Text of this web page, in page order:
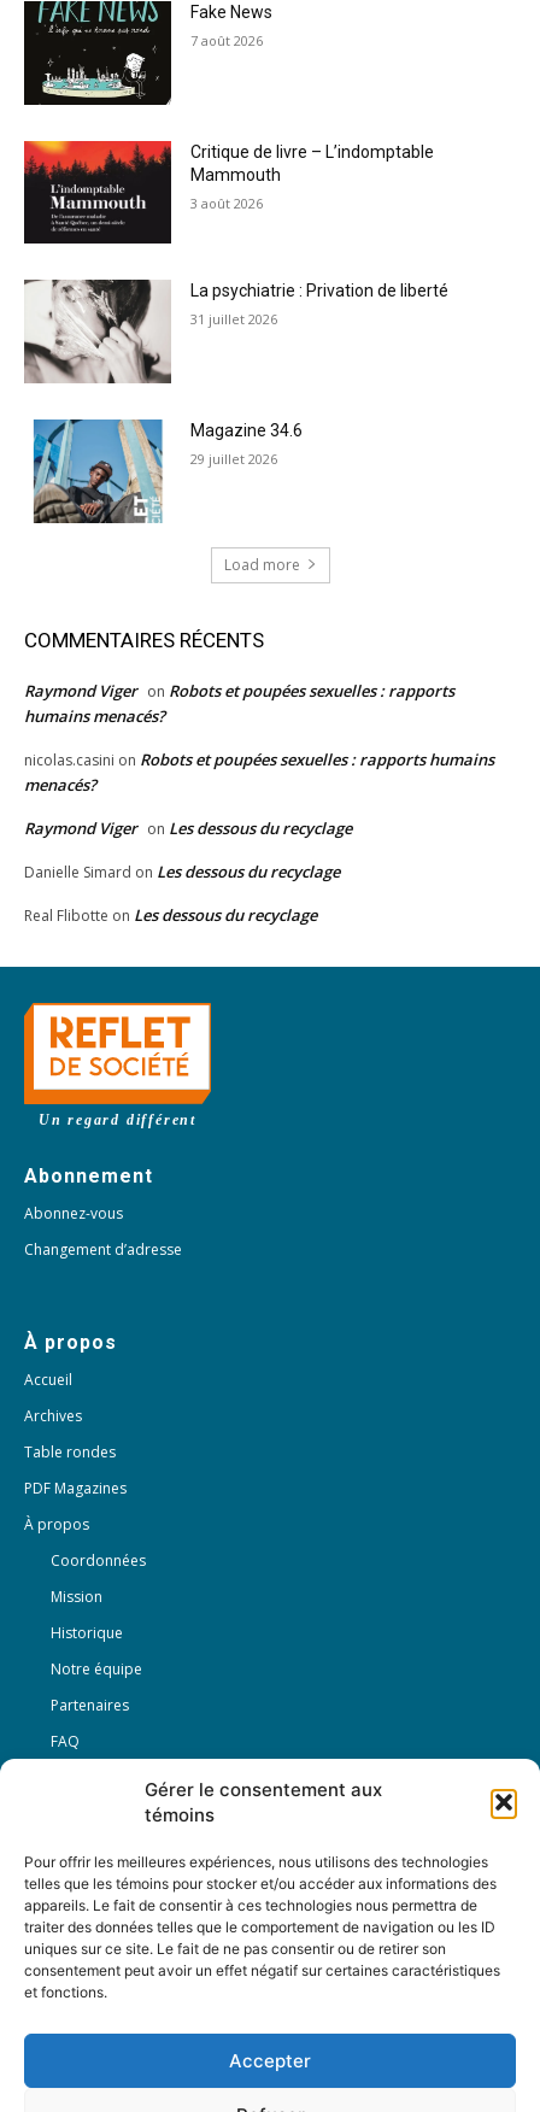
Gérer le consentement aux
témoins
Pour offrir les meilleures expériences, nous utilisons des technologies
telles que les témoins pour stocker et/ou accéder aux informations des
appareils. Le fait de consentir à ces technologies nous permettra de
traiter des données telles que le comportement de navigation ou les ID
uniques sur ce site. Le fait de ne pas consentir ou de retirer son
consentement peut avoir un effet négatif sur certaines caractéristiques
et fonctions.
Accepter
Fake News
7 août 2026
Critique de livre – L’indomptable
Mammouth
3 août 2026
La psychiatrie : Privation de liberté
31 juillet 2026
Magazine 34.6
29 juillet 2026
Load more
COMMENTAIRES RÉCENTS
Raymond Viger on Robots et poupées sexuelles : rapports
humains menacés?
nicolas.casini on Robots et poupées sexuelles : rapports humains
menacés?
Raymond Viger on Les dessous du recyclage
Danielle Simard on Les dessous du recyclage
Real Flibotte on Les dessous du recyclage
Un regard différent
Abonnement
Abonnez-vous
Changement d’adresse
À propos
Accueil
Archives
Table rondes
PDF Magazines
À propos
Coordonnées
Mission
Historique
Notre équipe
Partenaires
FAQ
Nous Suivre
12-3894 rue Sainte-Catherine Est,